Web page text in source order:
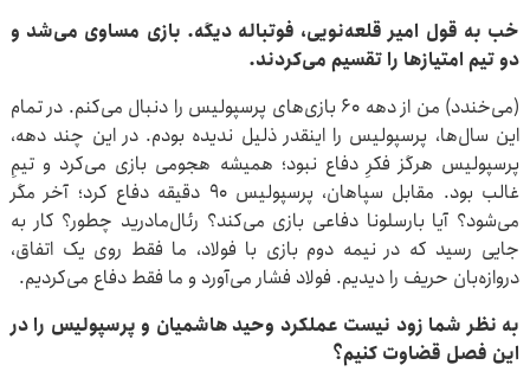
خب به قول امیر قلعه‌نویی، فوتباله دیگه. بازی مساوی می‌شد و
دو تیم امتیازها را تقسیم می‌کردند.
(می‌خندد) من از دهه ۶۰ بازی‌های پرسپولیس را دنبال می‌کنم. در تمام
این سال‌ها، پرسپولیس را اینقدر ذلیل ندیده بودم. در این چند دهه،
پرسپولیس هرگز فکرِ دفاع نبود؛ همیشه هجومی بازی می‌کرد و تیمِ
غالب بود. مقابل سپاهان، پرسپولیس ۹۰ دقیقه دفاع کرد؛ آخر مگر
می‌شود؟ آیا بارسلونا دفاعی بازی می‌کند؟ رئال‌مادرید چطور؟ کار به
جایی رسید که در نیمه دوم بازی با فولاد، ما فقط روی یک اتفاق،
دروازه‌بان حریف را دیدیم. فولاد فشار می‌آورد و ما فقط دفاع می‌کردیم.
به نظر شما زود نیست عملکرد وحید هاشمیان و پرسپولیس را در
این فصل قضاوت کنیم؟